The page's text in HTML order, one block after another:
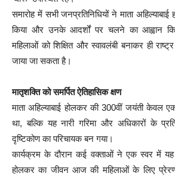
समारोह में सभी जनप्रतिनिधियों ने माता
किया और उनके आदर्शों पर चलने का आह्वान
महिलाओं को शिक्षित और स्वावलंबी बनाकर ही
जाया जा सकता है।
मातृशक्ति को समर्पित ऐतिहासिक क्षण
माता अहिल्याबाई होलकर की 300वीं जयंती केवल
था, बल्कि यह नारी गरिमा और अधिकारों के
दृष्टिकोण का परिचायक बन गया।
कार्यक्रम के दौरान कई वक्ताओं ने एक स्वर में यह
होलकर का जीवन आज की महिलाओं के लिए